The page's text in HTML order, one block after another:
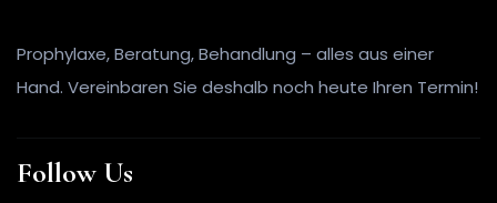
Prophylaxe, Beratung, Behandlung – alles aus einer
Hand. Vereinbaren Sie deshalb noch heute Ihren Termin!
Follow Us